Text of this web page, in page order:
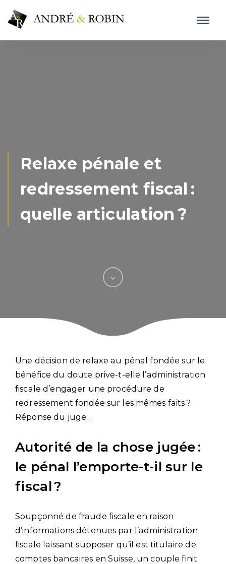
Relaxe pénale et
redressement fiscal :
quelle articulation ?
Une décision de relaxe au pénal fondée sur le
bénéfice du doute prive-t-elle l’administration
fiscale d’engager une procédure de
redressement fondée sur les mêmes faits ?
Réponse du juge…
Autorité de la chose jugée :
le pénal l’emporte-t-il sur le
fiscal ?
Soupçonné de fraude fiscale en raison
d’informations détenues par l’administration
fiscale laissant supposer qu’il est titulaire de
comptes bancaires en Suisse, un couple finit